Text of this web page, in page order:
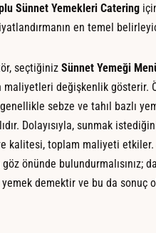
Sünnet Yemekleri Catering
en temel
seçtiğiniz Sünnet Yemeği
maliyetleri değişkenlik gösterir.
sebze ve tahıl bazlı
Dolayısıyla, sunmak
kalitesi, toplam maliyeti etkiler.
göz önünde bulundurmalısınız;
demektir ve bu da sonuç